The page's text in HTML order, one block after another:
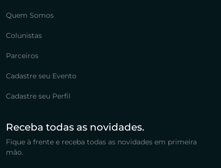
Quem Somos
Colunistas
Parceiros
Cadastre seu Evento
Cadastre seu Perfil
Receba todas as novidades.
Fique à frente e receba todas as novidades em primeira
mão.